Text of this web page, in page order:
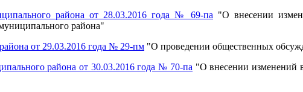
района от 28.03.2016 года № 69-па "О внесении
района"
от 29.03.2016 года № 29-пм "О проведении общественных
района от 30.03.2016 года № 70-па "О внесении изменений